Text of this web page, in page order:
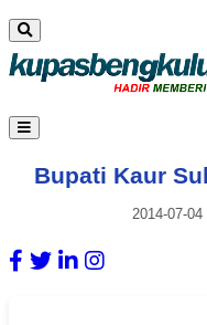
Bupati Kaur
2014-07-04|